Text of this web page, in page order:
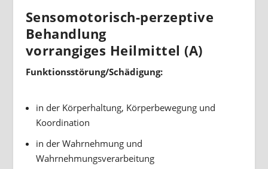
Sensomotorisch-perzeptive
Behandlung
vorrangiges Heilmittel (A)
Funktionsstörung/Schädigung:
in der Körperhaltung, Körperbewegung und
Koordination
in der Wahrnehmung und
Wahrnehmungsverarbeitung